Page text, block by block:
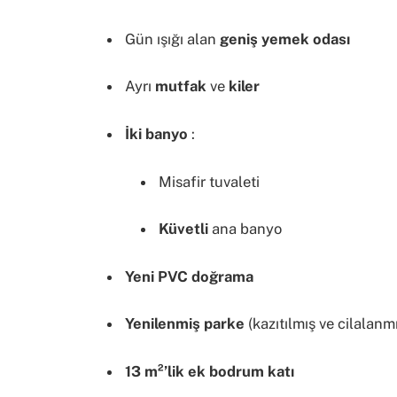
Gün ışığı alan geniş yemek odası
Ayrı mutfak ve kiler
İki banyo :
Misafir tuvaleti
Küvetli ana banyo
Yeni PVC doğrama
Yenilenmiş parke (kazıtılmış ve
13 m²’lik ek bodrum katı